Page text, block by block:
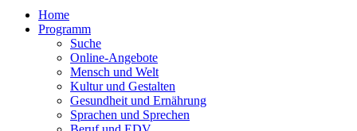
Home
Programm
Suche
Online-Angebote
Mensch und Welt
Kultur und Gestalten
Gesundheit und Ernährung
Sprachen und Sprechen